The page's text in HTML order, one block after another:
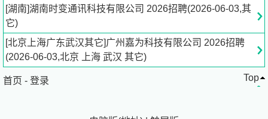
公司连续多年被评为“中国500强企业”、“中国企业集团竞争
力500强企业”、“中国制造业500强企业”、“中国电子信息
100强企业”、“全国高出口创汇企业”、“广东省50强企业”、
“广东省大型企业竞争力50强企业”、“广东省质量效益型企
业”、“深圳100强企业”；多次被评为“广东省双文明建设先进
集体”、“重信誉、守合同单位”和广东省、深圳市“纳税大
[湖南]湖南时变通讯科技有限公司 2026招聘(2026-06-03,其
它)
[北京上海广东武汉其它]广州嘉为科技有限公司 2026招聘
(2026-06-03,北京 上海 武汉 其它)
首页 - 登录 Top